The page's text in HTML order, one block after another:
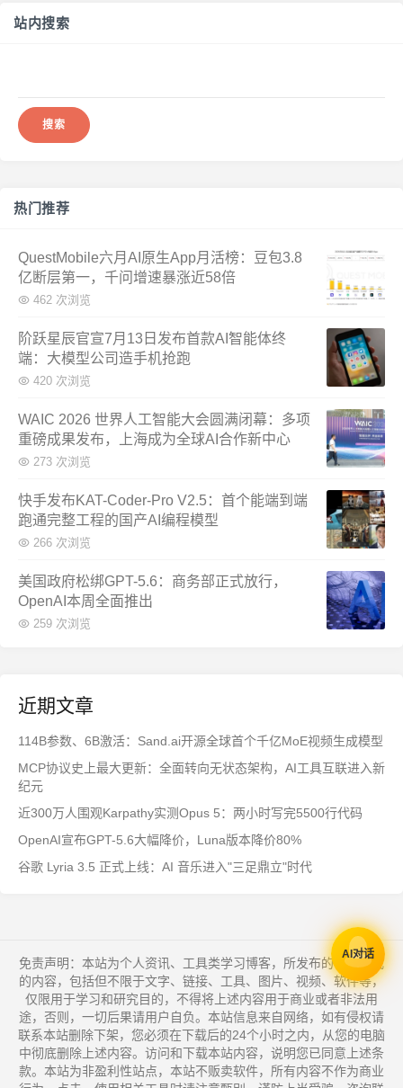
站内搜索
热门推荐
QuestMobile六月AI原生App月活榜：豆包3.8
亿断层第一，千问增速暴涨近58倍
462 次浏览
阶跃星辰官宣7月13日发布首款AI智能体终
端：大模型公司造手机抢跑
420 次浏览
WAIC 2026 世界人工智能大会圆满闭幕：多项
重磅成果发布，上海成为全球AI合作新中心
273 次浏览
快手发布KAT-Coder-Pro V2.5：首个能端到端
跑通完整工程的国产AI编程模型
266 次浏览
美国政府松绑GPT-5.6：商务部正式放行，
OpenAI本周全面推出
259 次浏览
近期文章
114B参数、6B激活：Sand.ai开源全球首个千亿MoE视频生成模型
MCP协议史上最大更新：全面转向无状态架构，AI工具互联进入新
纪元
近300万人围观Karpathy实测Opus 5：两小时写完5500行代码
OpenAI宣布GPT-5.6大幅降价，Luna版本降价80%
谷歌 Lyria 3.5 正式上线：AI 音乐进入"三足鼎立"时代
免责声明：本站为个人资讯、工具类学习博客，所发布的一切形式
的内容，包括但不限于文字、链接、工具、图片、视频、软件等，
仅限用于学习和研究目的，不得将上述内容用于商业或者非法用
途，否则，一切后果请用户自负。本站信息来自网络，如有侵权请
联系本站删除下架，您必须在下载后的24个小时之内，从您的电脑
中彻底删除上述内容。访问和下载本站内容，说明您已同意上述条
款。本站为非盈利性站点，本站不贩卖软件，所有内容不作为商业
AI对话